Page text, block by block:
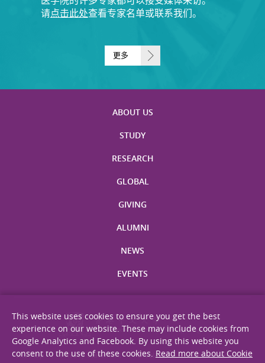
请点击此处查看专家名单或联系我们。
更多
ABOUT US
STUDY
RESEARCH
GLOBAL
GIVING
ALUMNI
NEWS
EVENTS
Site Map Privacy Statement Disclaimer Web Accessibility
This website uses cookies to ensure you get the best
experience on our website. These may include cookies from
Google Analytics and Facebook. By using this website you
consent to the use of these cookies. Read more about Cookie